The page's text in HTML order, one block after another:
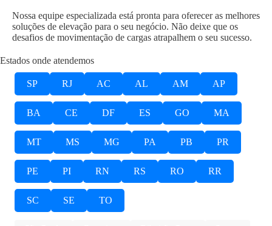
Nossa equipe especializada está pronta para oferecer as melhores
soluções de elevação para o seu negócio. Não deixe que os
desafios de movimentação de cargas atrapalhem o seu sucesso.
Estados onde atendemos
SP RJ AC AL AM AP
BA CE DF ES GO MA
MT MS MG PA PB PR
PE PI RN RS RO RR
SC SE TO